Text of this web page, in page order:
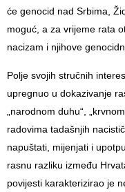
će genocid nad Srbima,
moguć, a za vrijeme rata
nacizam i njihove
Polje svojih stručnih
upregnuo u dokazivanje
„narodnom duhu“,
radovima tadašnjih
napuštati, mijenjati i
rasnu razliku između
povijesti karakterizirao je